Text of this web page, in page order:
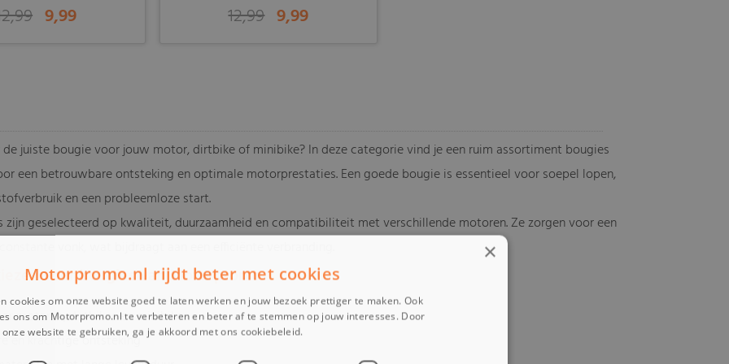
9,99 12,99 9,99
de juiste bougie voor jouw motor, dirtbike of minibike? In deze categorie vind je een ruim assortiment bougies
een betrouwbare ontsteking en optimale motorprestaties. Een goede bougie is essentieel voor soepel lopen,
en een probleemloze start.
zijn geselecteerd op kwaliteit, duurzaamheid en compatibiliteit met verschillende motoren. Ze zorgen voor een
voor bougies van Motorpromo
motoren, dirtbikes en minibikes
en krachtige ontsteking
×
Motorpromo.nl rijdt beter met cookies
cookies om onze website goed te laten werken en jouw bezoek prettiger te maken. Ook
ons om Motorpromo.nl te verbeteren en beter af te stemmen op jouw interesses. Door
onze website te gebruiken, ga je akkoord met ons cookiebeleid.